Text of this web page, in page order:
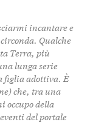
incantare e
Qualche
Terra, più
lunga serie
figlia adottiva. È
che, tra una
occupo della
del portale